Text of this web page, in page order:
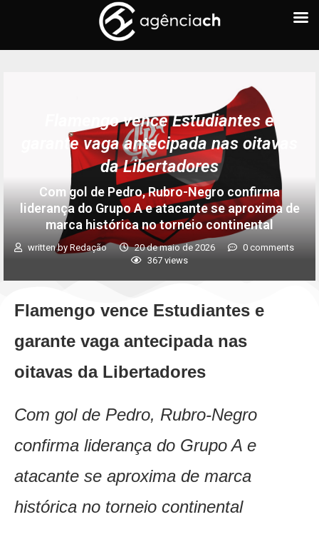
Flamengo vence Estudiantes e
garante vaga antecipada nas oitavas
da Libertadores
Com gol de Pedro, Rubro-Negro confirma
liderança do Grupo A e atacante se aproxima de
marca histórica no torneio continental
written by Redação 20 de maio de 2026
0 comments
367 views
Flamengo vence Estudiantes e
garante vaga antecipada nas
oitavas da Libertadores
Com gol de Pedro, Rubro-Negro
confirma liderança do Grupo A e
atacante se aproxima de marca
histórica no torneio continental